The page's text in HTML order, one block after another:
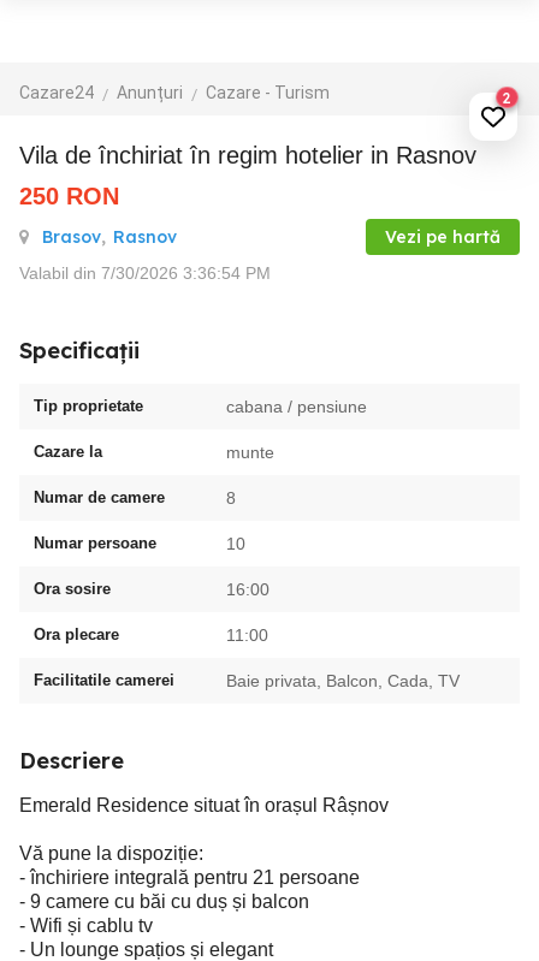
Cazare24 Anunțuri Cazare - Turism 2
vila de închiriat în regim hotelier in Rasnov
250 RON
Brasov, Rasnov Vezi pe hartă
Valabil din 7/30/2026 3:36:54 PM
Specificații
Tip proprietate cabana / pensiune
Cazare la munte
Numar de camere 8
Numar persoane 10
Ora sosire 16:00
Ora plecare 11:00
Facilitatile camerei Baie privata, Balcon, Cada, TV
Descriere
Emerald Residence situat în orașul Râșnov
Vă pune la dispoziție:
- închiriere integrală pentru 21 persoane
- 9 camere cu băi cu duș și balcon
- Wifi și cablu tv
- Un lounge spațios și elegant